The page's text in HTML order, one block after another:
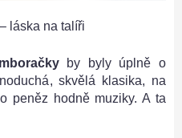
láska na talíři
by byly úplně o
skvělá klasika, na
peněz hodně muziky. A ta